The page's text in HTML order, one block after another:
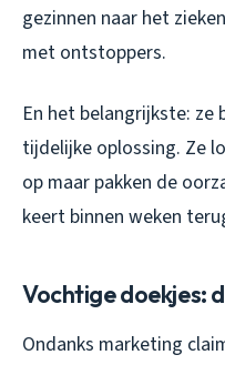
gezinnen naar het
met ontstoppers.
En het belangrijkste: ze
tijdelijke oplossing. Ze
op maar pakken de
keert binnen weken
Vochtige doekjes:
Ondanks marketing